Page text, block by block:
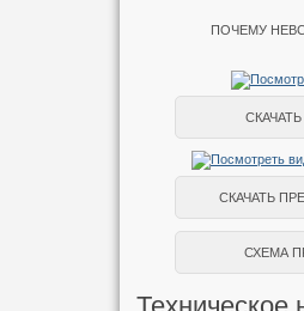
ПОЧЕМУ
СКАЧАТЬ
СХЕМА